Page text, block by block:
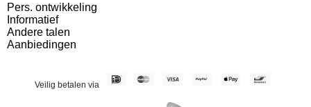
Pers. ontwikkeling
Informatief
Andere talen
Aanbiedingen
Veilig betalen via